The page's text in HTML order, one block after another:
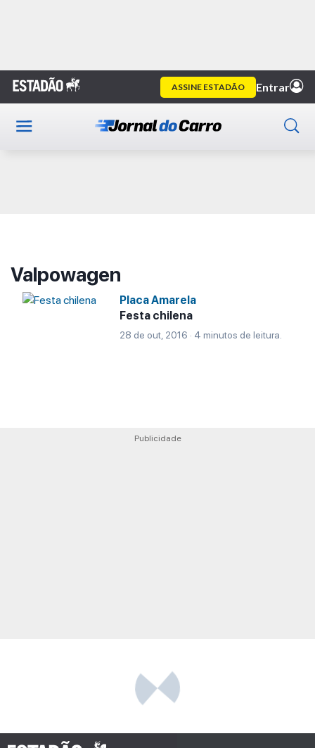
Home Valpowagen
Publicidade
Valpowagen
Placa Amarela
Festa chilena
28 de out, 2016 · 4 minutos de leitura.
Publicidade